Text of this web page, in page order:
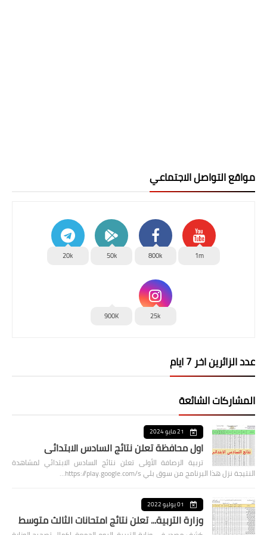
مواقع التواصل الاجتماعي
1m
800k
50k
20k
25k
900K
عدد الزائرين اخر 7 ايام
المشاركات الشائعة
21 مايو 2024
اول محافظة تعلن نتائج السادس الابتدائي
تربية الرصافة الأولى تعلن نتائج السادس الابتدائي لمشاهدة
النتيجة نزل هذا البرنامج من سوق بلي https://play.google.com/s…
01 يوليو 2022
وزارة التربية... تعلن نتائج امتحانات الثالث متوسط